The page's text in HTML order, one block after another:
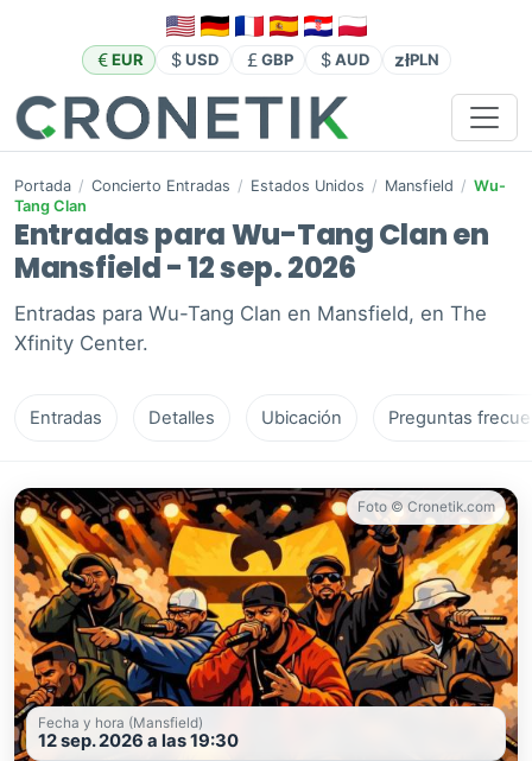
EUR USD GBP AUD złPLN
Portada / Concierto Entradas / Estados Unidos / Mansfield / Wu-
Tang Clan
Entradas para Wu-Tang Clan en
Mansfield - 12 sep. 2026
Entradas para Wu-Tang Clan en Mansfield, en The
Xfinity Center.
Entradas Detalles Ubicación Preguntas
Foto © Cronetik.com
Fecha y hora (Mansfield)
12 sep. 2026 a las 19:30